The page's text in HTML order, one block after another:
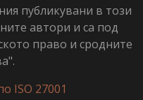
публикувани в този
автори и са под
право и сродните
ISO 27001